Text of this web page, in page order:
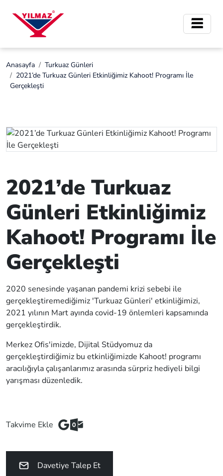
Anasayfa
Turkuaz Günleri
2021’de Turkuaz Günleri Etkinliğimiz Kahoot! Programı İle
Gerçekleşti
2021’de Turkuaz
Günleri Etkinliğimiz
Kahoot! Programı İle
Gerçekleşti
2020 senesinde yaşanan pandemi krizi sebebi ile
gerçekleştiremediğimiz 'Turkuaz Günleri' etkinliğimizi,
2021 yılının Mart ayında covid-19 önlemleri kapsamında
gerçekleştirdik.
Merkez Ofis'imizde, Dijital Stüdyomuz da
gerçekleştirdiğimiz bu etkinliğimizde Kahoot! programı
aracılığıyla çalışanlarımız arasında sürpriz hediyeli bilgi
yarışması düzenledik.
Takvime Ekle
Davetiye Talep Et